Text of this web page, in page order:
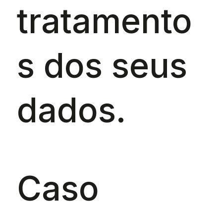
tratamento
s dos seus
dados.
Caso